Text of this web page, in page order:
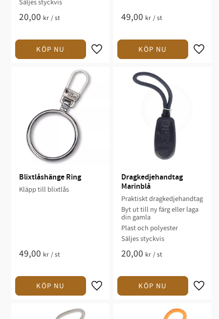
Säljes styckvis
20,00 kr /st 49,00 kr /st
Blixtlåshänge Ring
Kläpp till blixtlås
49,00 kr /st
Dragkedjehandtag
Marinblå
Praktiskt dragkedjehandtag
Byt ut till ny färg eller laga
din gamla
Plast och polyester
Säljes styckvis
20,00 kr /st